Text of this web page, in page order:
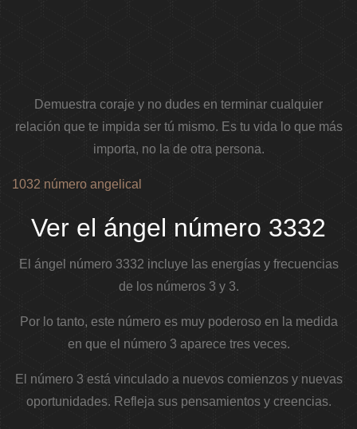
Demuestra coraje y no dudes en terminar cualquier
relación que te impida ser tú mismo. Es tu vida lo que más
importa, no la de otra persona.
1032 número angelical
Ver el ángel número 3332
El ángel número 3332 incluye las energías y frecuencias
de los números 3 y 3.
Por lo tanto, este número es muy poderoso en la medida
en que el número 3 aparece tres veces.
El número 3 está vinculado a nuevos comienzos y nuevas
oportunidades. Refleja sus pensamientos y creencias.